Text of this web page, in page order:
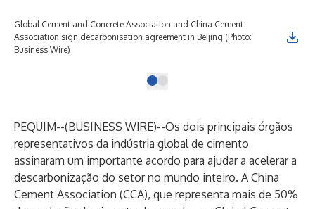
Global Cement and Concrete Association and China Cement
Association sign decarbonisation agreement in Beijing (Photo:
Business Wire)
PEQUIM--(BUSINESS WIRE)--Os dois principais órgãos
representativos da indústria global de cimento
assinaram um importante acordo para ajudar a acelerar a
descarbonização do setor no mundo inteiro. A China
Cement Association (CCA), que representa mais de 50%